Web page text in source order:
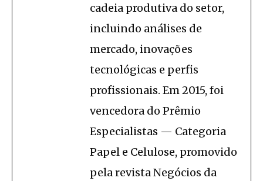
cadeia produtiva do setor,
incluindo análises de
mercado, inovações
tecnológicas e perfis
profissionais. Em 2015, foi
vencedora do Prêmio
Especialistas — Categoria
Papel e Celulose, promovido
pela revista Negócios da